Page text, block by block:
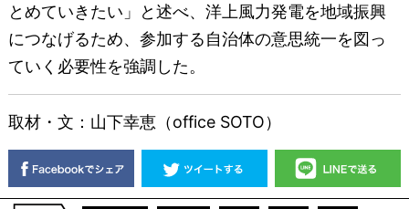
とめていきたい」と述べ、洋上風力発電を地域振興
につなげるため、参加する自治体の意思統一を図っ
ていく必要性を強調した。
取材・文：山下幸恵（office SOTO）